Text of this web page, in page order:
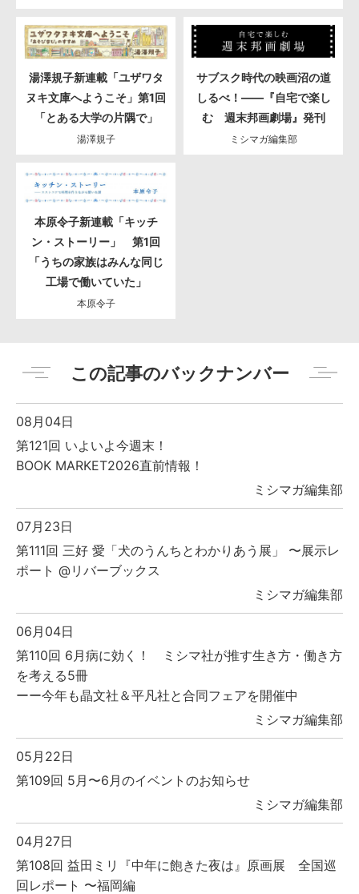
湯澤規子新連載「ユザワタ
ヌキ文庫へようこそ」第1回
「とある大学の片隅で」
湯澤規子
サブスク時代の映画沼の道
しるべ！――『自宅で楽し
む 週末邦画劇場』発刊
ミシマガ編集部
本原令子新連載「キッチ
ン・ストーリー」 第1回
「うちの家族はみんな同じ
工場で働いていた」
本原令子
この記事のバックナンバー
08月04日
第121回 いよいよ今週末！
BOOK MARKET2026直前情報！
ミシマガ編集部
07月23日
第111回 三好 愛「犬のうんちとわかりあう展」 〜展示レ
ポート @リバーブックス
ミシマガ編集部
06月04日
第110回 6月病に効く！ ミシマ社が推す生き方・働き方
を考える5冊
ーー今年も晶文社＆平凡社と合同フェアを開催中
ミシマガ編集部
05月22日
第109回 5月〜6月のイベントのお知らせ
ミシマガ編集部
04月27日
第108回 益田ミリ『中年に飽きた夜は』原画展 全国巡
回レポート 〜福岡編